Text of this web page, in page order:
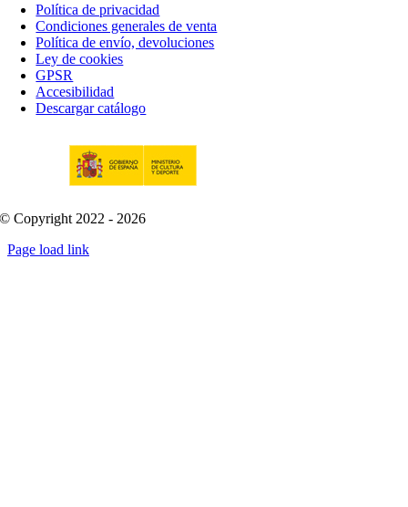
Política de privacidad
Condiciones generales de venta
Política de envío, devoluciones
Ley de cookies
GPSR
Accesibilidad
Descargar catálogo
© Copyright 2022 - 2026
Page load link